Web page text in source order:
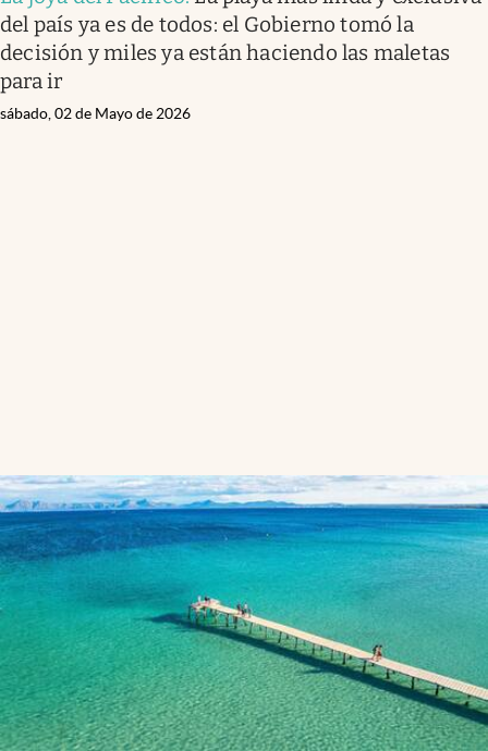
del país ya es de todos: el Gobierno tomó la
decisión y miles ya están haciendo las maletas
para ir
sábado, 02 de Mayo de 2026